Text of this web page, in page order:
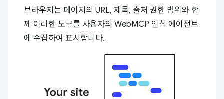
브라우저는 페이지의 URL, 제목, 출처 권한 범위와 함
께 이러한 도구를 사용자의 WebMCP 인식 에이전트
에 수집하여 표시합니다.